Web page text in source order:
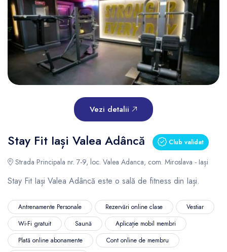
Vezi detalii
Stay Fit Iași Valea Adâncă Club validat
Strada Principala nr. 7-9, loc. Valea Adanca, com. Miroslava - Iași
Stay Fit Iași Valea Adâncă este o sală de fitness din Iași.
Antrenamente Personale Rezervări online clase
Vestiar
Wi-Fi gratuit
Saună
Aplicație mobil membri
Plată online abonamente
Cont online de membru